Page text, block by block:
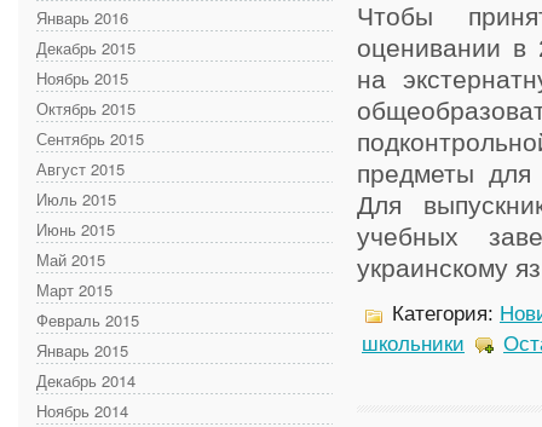
Январь 2016
Декабрь 2015
Ноябрь 2015
Октябрь 2015
Сентябрь 2015
Август 2015
Июль 2015
Июнь 2015
Май 2015
Март 2015
Февраль 2015
Январь 2015
Декабрь 2014
Ноябрь 2014
Чтобы
оценивании в
на
предметы
Для
учебных
украинскому
Категория:
школьники